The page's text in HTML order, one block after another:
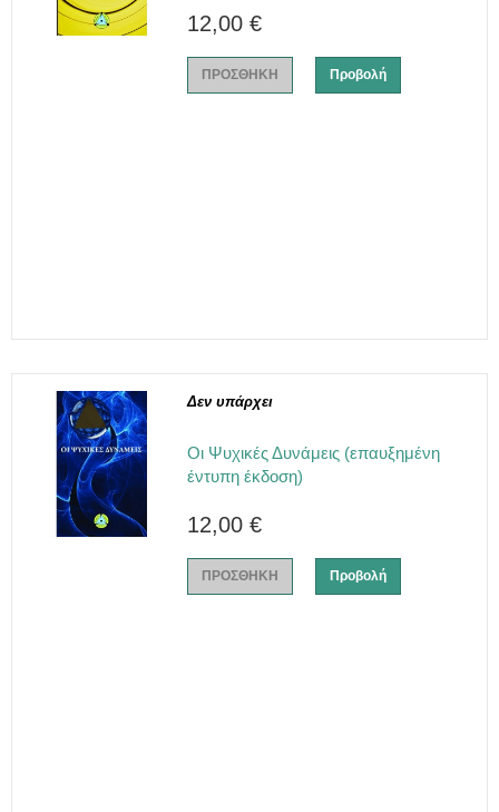
12,00 €
ΠΡΟΣΘΗΚΗ Προβολή
Δεν υπάρχει
Οι Ψυχικές Δυνάμεις (επαυξημένη
έντυπη έκδοση)
12,00 €
ΠΡΟΣΘΗΚΗ Προβολή